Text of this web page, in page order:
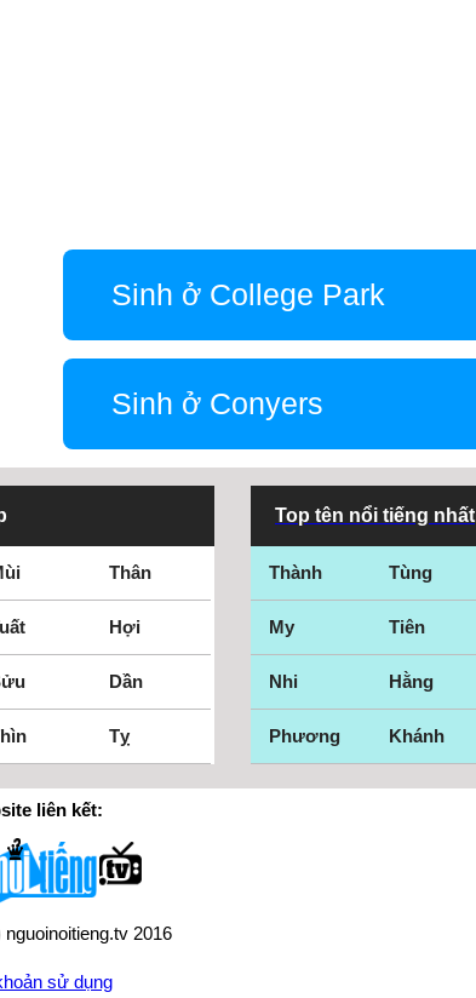
Sinh ở College Park
Sinh ở Conyers
Thân
Hợi
Dần
Tỵ
Top tên nổi tiếng nhất
Thành Tùng
My Tiên
Nhi Hằng
Phương Khánh
liên kết:
2016
sử dụng